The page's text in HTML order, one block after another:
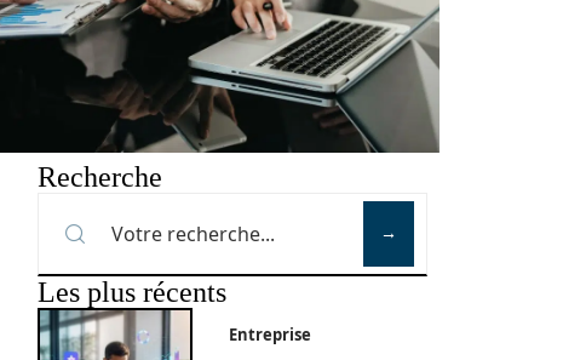
Recherche
Les plus récents
Entreprise